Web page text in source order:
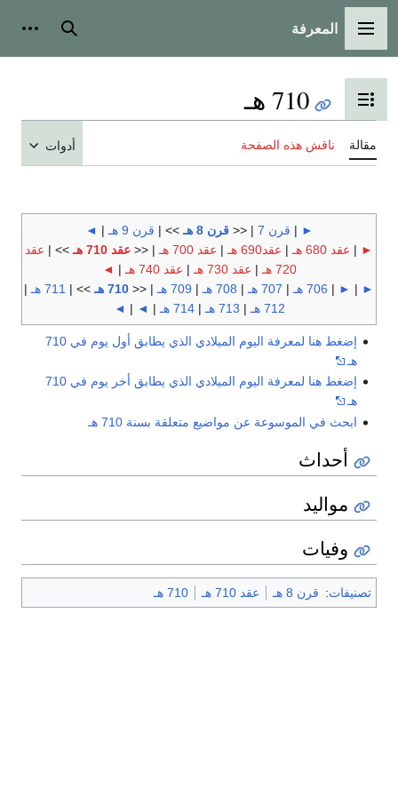
القائمة الرئيسية
المعرفة بحث
تبديل عرض جدول المحتويات
710 هـ
مقالة ناقش هذه الصفحة أدوات
►
| قرن 7 | <<قرن 8 هـ >> | قرن 9 هـ |
◄
►
| عقد 680 هـ | عقد690 هـ | عقد 700 هـ | << عقد 710 هـ >> | عقد
720 هـ
| عقد 730 هـ | عقد 740 هـ |
◄
►
|
►
| 706 هـ | 707 هـ | 708 هـ | 709 هـ | << 710 هـ >> | 711 هـ
|
712 هـ
| 713 هـ |714 هـ |
◄
|
◄
إضغط هنا لمعرفة اليوم الميلادي الذي يطابق أول يوم في 710
هـ
إضغط هنا لمعرفة اليوم الميلادي الذي يطابق أخر يوم في 710
هـ
ابحث في الموسوعة عن مواضيع متعلقة بسنة 710 هـ
أحداث
مواليد
وفيات
تصنيفات: قرن 8 هـ عقد 710 هـ 710 هـ